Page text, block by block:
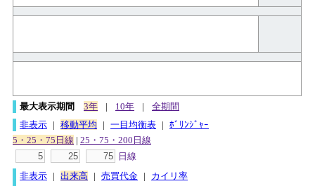
最大表示期間 3年 | 10年 |
全期間
非表示 | 移動平均 | 一目均衡表 | ﾎﾞﾘﾝｼﾞｬｰ
5・25・75日線 | 25・75・200日線
日線
非表示 | 出来高 | 売買代金 |
カイリ率